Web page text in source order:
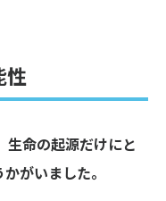
性
生命の起源だけにと
がいました。